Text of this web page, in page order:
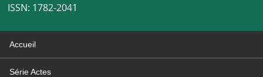
ISSN: 1782-2041
Accueil
Série Actes